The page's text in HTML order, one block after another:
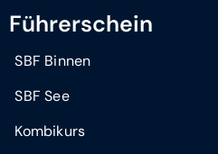
Führerschein
SBF Binnen
SBF See
Kombikurs